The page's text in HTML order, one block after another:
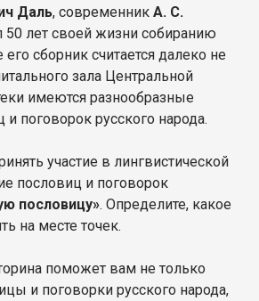
Даль, современник А. С.
50 лет своей жизни собиранию
сборник считается далеко не
зала Центральной
имеются разнообразные
поговорок русского народа.
участие в лингвистической
пословиц и поговорок
пословицу». Определите, какое
на месте точек.
поможет вам не только
и поговорки русского народа,